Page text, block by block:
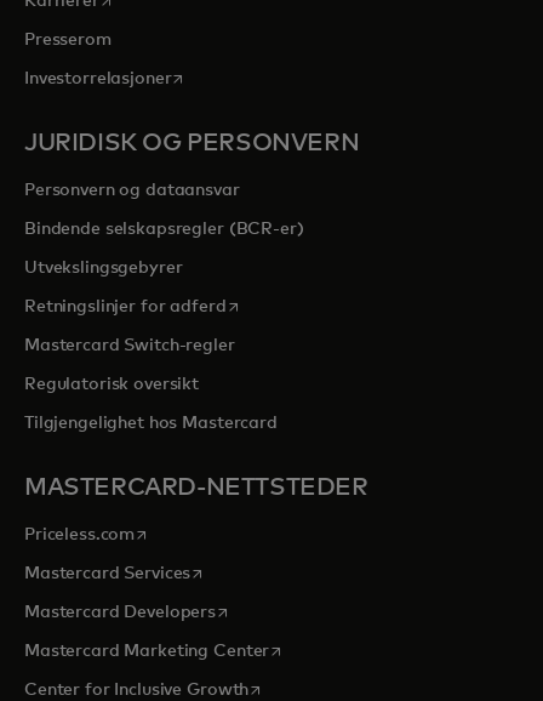
Presserom
Investorrelasjoneropens in a new tab
JURIDISK OG PERSONVERN
Personvern og dataansvar
Bindende selskapsregler (BCR-er)
Utvekslingsgebyrer
Retningslinjer for adferdopens in a new tab
Mastercard Switch-regler
Regulatorisk oversikt
Tilgjengelighet hos Mastercard
MASTERCARD-NETTSTEDER
Priceless.com opens in a new tab
Mastercard Servicesopens in a new tab
Mastercard Developersopens in a new tab
Mastercard Marketing Centeropens in a new tab
Center for Inclusive Growthopens in a new tab